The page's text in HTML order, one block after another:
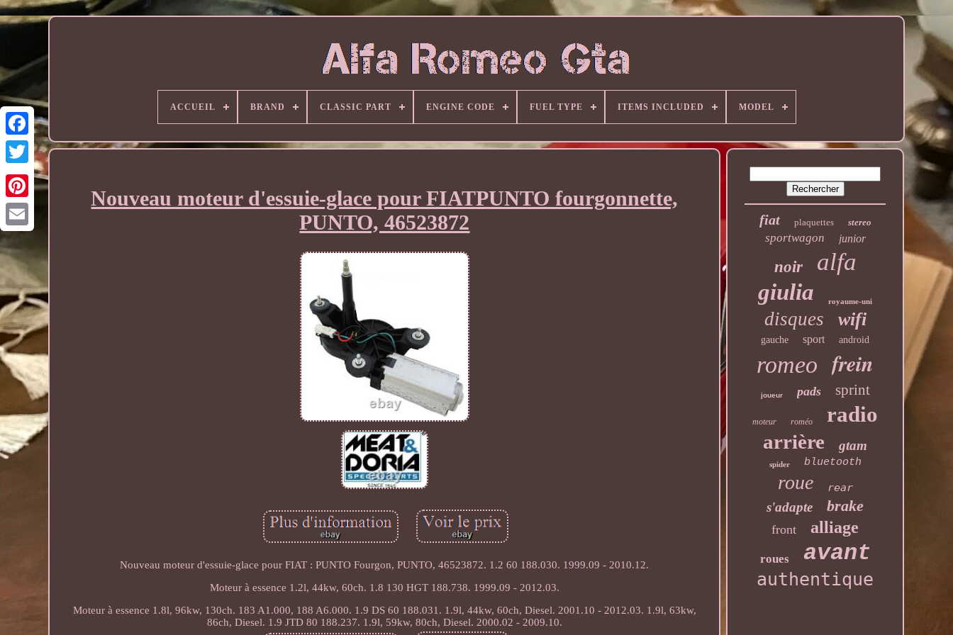
ACCUEIL BRAND CLASSIC PART ENGINE CODE FUEL TYPE ITEMS INCLUDED MODEL
Nouveau moteur d'essuie-glace pour FIATPUNTO fourgonnette,
PUNTO, 46523872
Nouveau moteur d'essuie-glace pour FIAT : PUNTO Fourgon, PUNTO, 46523872. 1.2 60 188.030. 1999.09 - 2010.12.
Moteur à essence 1.2l, 44kw, 60ch. 1.8 130 HGT 188.738. 1999.09 - 2012.03.
Moteur à essence 1.8l, 96kw, 130ch. 183 A1.000, 188 A6.000. 1.9 DS 60 188.031. 1.9l, 44kw, 60ch, Diesel. 2001.10 - 2012.03. 1.9l, 63kw,
86ch, Diesel. 1.9 JTD 80 188.237. 1.9l, 59kw, 80ch, Diesel. 2000.02 - 2009.10.
fiat plaquettes stereo
sportwagon junior
noir alfa
giulia royaume-uni
disques wifi
gauche sport android
romeo frein
joueur pads sprint
moteur roméo radio
arrière gtam
spider bluetooth
roue rear
s'adapte brake
front alliage
roues avant
authentique